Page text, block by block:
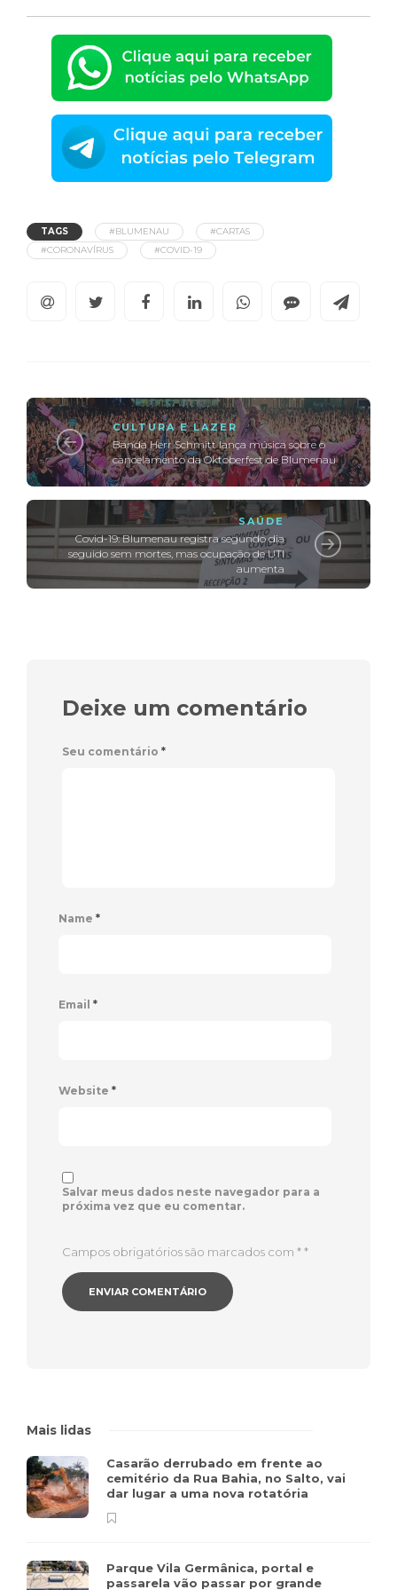
TAGS #BLUMENAU
#CARTAS
#CORONAVÍRUS
#COVID-19
CULTURA E LAZER
Banda Herr Schmitt lança música sobre o
cancelamento da Oktoberfest de Blumenau
SAÚDE
Covid-19: Blumenau registra segundo dia
seguido sem mortes, mas ocupação de UTI
aumenta
Deixe um comentário
Seu comentário *
Name *
Email *
Website *
Salvar meus dados neste navegador para a
próxima vez que eu comentar.
Campos obrigatórios são marcados com **
Mais lidas
Casarão derrubado em frente ao
cemitério da Rua Bahia, no Salto, vai
dar lugar a uma nova rotatória
Parque Vila Germânica, portal e
passarela vão passar por grande